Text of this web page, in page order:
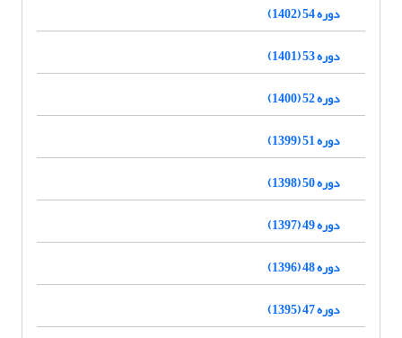
دوره 54 (1402)
دوره 53 (1401)
دوره 52 (1400)
دوره 51 (1399)
دوره 50 (1398)
دوره 49 (1397)
دوره 48 (1396)
دوره 47 (1395)